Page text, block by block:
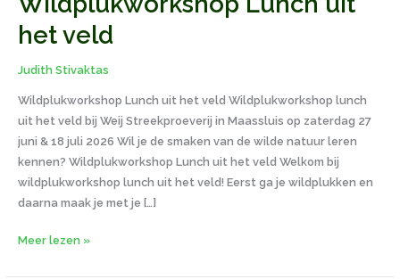
het veld
Judith Stivaktas
Wildplukworkshop Lunch uit het veld Wildplukworkshop lunch
uit het veld bij Weij Streekproeverij in Maassluis op zaterdag 27
juni & 18 juli 2026 Wil je de smaken van de wilde natuur leren
kennen? Wildplukworkshop Lunch uit het veld Welkom bij
wildplukworkshop lunch uit het veld! Eerst ga je wildplukken en
daarna maak je met je […]
Meer lezen »